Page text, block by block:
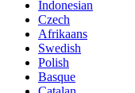
Indonesian
Czech
Afrikaans
Swedish
Polish
Basque